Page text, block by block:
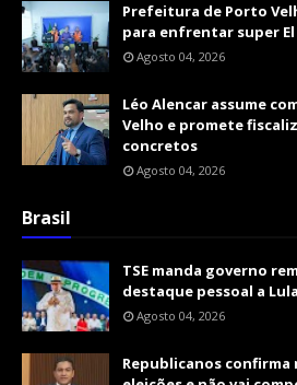
Prefeitura de Porto
para enfrentar super El
Agosto 04, 2026
Léo Alencar assume
Velho e promete
concretos
Agosto 04, 2026
Brasil
TSE manda governo
destaque pessoal a
Agosto 04, 2026
Republicanos